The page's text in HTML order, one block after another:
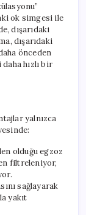
ok simgesi ile
dışarıdaki
dışarıdaki
önceden
hızlı bir
yalnızca
olduğu egzoz
filtreleniyor,
sağlayarak
yakıt